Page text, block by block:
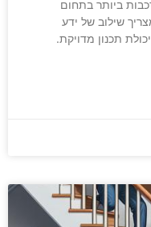
ביותר בתחום
שילוב של ידע
תכנון מדויקת.